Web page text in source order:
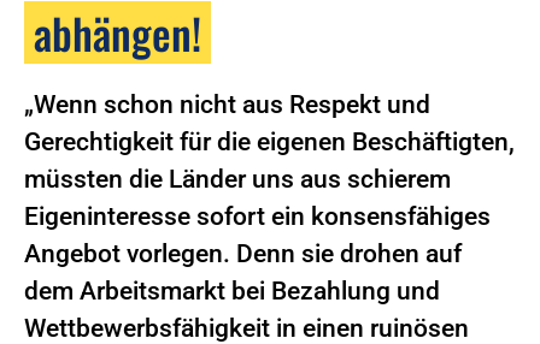
abhängen!
„Wenn schon nicht aus Respekt und
Gerechtigkeit für die eigenen Beschäftigten,
müssten die Länder uns aus schierem
Eigeninteresse sofort ein konsensfähiges
Angebot vorlegen. Denn sie drohen auf
dem Arbeitsmarkt bei Bezahlung und
Wettbewerbsfähigkeit in einen ruinösen